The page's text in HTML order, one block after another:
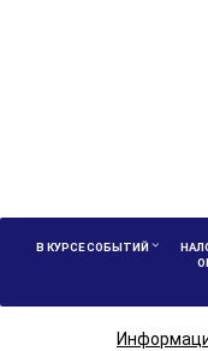
В КУРСЕ СОБЫТИЙ